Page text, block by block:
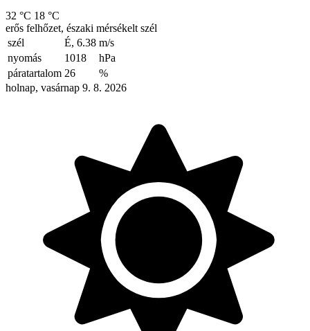
32 °C 18 °C
erős felhőzet, északi mérsékelt szél
szél
É, 6.38 m/s
nyomás
1018
hPa
páratartalom 26
%
holnap, vasárnap 9. 8. 2026